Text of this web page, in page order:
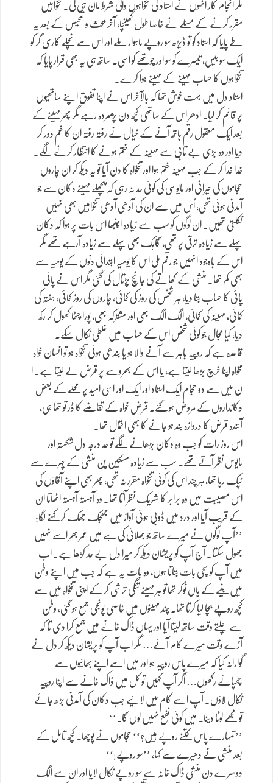
مگر انجام کار انہوں نے استاد کی تنخواہوں والی شرط مان ہی لی۔ تنخواہیں
مقرر کرنے کے مسئلے نے خاصا طول کھینچا، آخر بحث و تمحیص کے بعد یہ
طے پایا کہ استاد کو تو ڈیڑھ سو روپے ماہوار ملے اور اس سے نچلے کاری گر کو
ایک سو بیس، تیسرے کو سو اور چوتھے کو اسی۔ ساتھ ہی یہ بھی قرار پایا کہ
تنخواہوں کا حساب مہینے کے مہینے ہوا کرے۔
استاد دل میں بہت خوش تھا کہ بالآخر اس نے اپنا تفوق اپنے ساتھیوں
پر قائم کر لیا۔ ادھر اس کے ساتھی کچھ دن پژمردہ رہے مگر پھر مہینے کے
بعد ایک معقول رقم ہاتھ آنے کے خیال نے رفتہ رفتہ ان کا غم دور کر
دیا اور وہ بڑی بے تابی سے مہینہ کے ختم ہونے کا انتظار کرنے لگے۔
خدا خدا کر کے جب مہینہ ختم ہوا اور تنخواہ کا دن آیا تو یہ دیکھ کر ان چاروں
حجاموں کی حیرانی اور مایوسی کی کوئی حد نہ رہی کہ پچھلے مہینے دکان سے جو
آمدنی ہوئی تھی، اُس میں سے ان کی آدھی آدھی تنخواہیں بھی نہیں
نکلتی تھیں۔ ان لوگوں کو سب سے زیادہ اچنبھا اس بات پر ہوا کہ دکان
پہلے سے زیادہ ترقی پر تھی، گاہک بھی پہلے سے زیادہ آرہے تھے مگر
اس کے باوجود انہیں جو رقم ملی اس کا یومیہ ابتدائی دنوں کے یومیہ سے
بھی کم تھا۔ منشی کے کھاتے کی جانچ پڑتال کی گئی مگر اس نے پائی
پائی کا حساب بتا دیا، ہر شخص کی روز کی کمائی، چاروں کی روز کمائی، ہفتہ کی
کمائی، مہینہ کی کمائی، الگ الگ بھی اور مشترکہ بھی، پورا چٹھا کھول کر رکھ
دیا، کیا مجال جو کوئی شخص اس کے حساب میں غلطی نکال سکے۔
قاعدہ ہے کہ روپیہ باہر سے آنے والا ہو یا بندھی ہوئی تنخواہ ہو تو انسان خواہ
مخواہ اپنا خرچ بڑھا لیتا ہے، یا اس کے بھروسے پر قرض لے لیتا ہے۔ ا
ن میں سے دو حجام ایک استاد اور ایک اور اسی امید پر محلے کے بعض
دکانداروں کے مروض ہو گئے۔ قرض خواہ کے تقاضے کا ڈر تو تھا ہی،
آئندہ قرض کا دروازہ بند ہو جانے کا بھی احتمال تھا۔
اس روز رات کو جب وہ دکان بڑھانے لگے تو حد درجہ دل شکستہ اور
مایوس نظر آتے تھے۔ سب سے زیادہ مسکین پن منشی کے چہرے سے
ٹپک رہا تھا، ہر چند اس کی کوئی تنخواہ مقرر نہ تھی، پھر بھی اپنے آقاؤں کی
اس مصیبت میں وہ برابر کا شریک نظر آتا تھا۔ وہ آہستہ آہستہ اٹھاتا ان
کے قریب آیا اور درد میں ڈوبی ہوئی آواز میں جھجک جھک کر کہنے لگا:
’’آپ لوگوں نے میرے ساتھ جو بھلائی کی ہے میں عمر بھر اسے نہیں
بھول سکتا۔ آج آپ کو پریشان دیکھ کر میرا دل بے حد کڑھا ہے۔ اب
میں آپ کو سچی بات بتاتا ہوں، وہ بات یہ ہے کہ جب میں اپنے وطن
میں بنیے کے ہاں نوکر تھا تو ہر مہینے تنگی ترشی کر کے اپنی تنخواہ میں سے
کچھ روپے بچا لیا کرتا تھا۔ چند مہینوں میں خاصی پونجی جمع ہو گئی، وطن
سے چلتے وقت ساتھ لیتا آیا اور یہاں ڈاک خانے میں جمع کرا دی تا کہ
آڑے وقت میرے کام آئے… مگر اب آپ کو پریشان دیکھ کر دل نے
گوارانہ کیا کہ میرے پاس روپیہ ہو اور میں اسے اپنے بھائیوں سے
چھپائے رکھوں… اگر آپ کہیں تو کل میں ڈاک خانے سے اپنا روپیہ
نکال لاؤں۔ آپ اسے کام میں لائیے جب دکان کی آمدنی بڑھ جائے
تو مجھے لوٹا دینا۔ میں کوئی نفع نہیں لوں گا۔‘‘
’’تمہارے پاس کتنے روپے ہیں؟‘‘ حجاموں نے پوچھا۔ کچھ تامل کے
بعد منشی نے دھیرے سے کہا، ’’سو روپے!‘‘
دوسرے دن منشی ڈاک خانہ سے سو روپے نکال لایا اور ان سے الگ